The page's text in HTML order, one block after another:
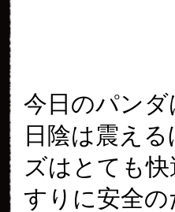
今日のパン
日陰は震え
ズはとても
すりに安全